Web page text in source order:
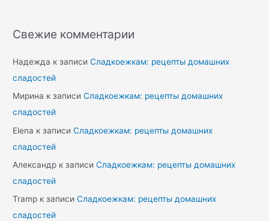
Свежие комментарии
Надежда к записиСладкоежкам: рецепты домашних
сладостей
Мирина к записиСладкоежкам: рецепты домашних
сладостей
Elena к записиСладкоежкам: рецепты домашних
сладостей
Александр к записиСладкоежкам: рецепты домашних
сладостей
Tramp к записиСладкоежкам: рецепты домашних
сладостей